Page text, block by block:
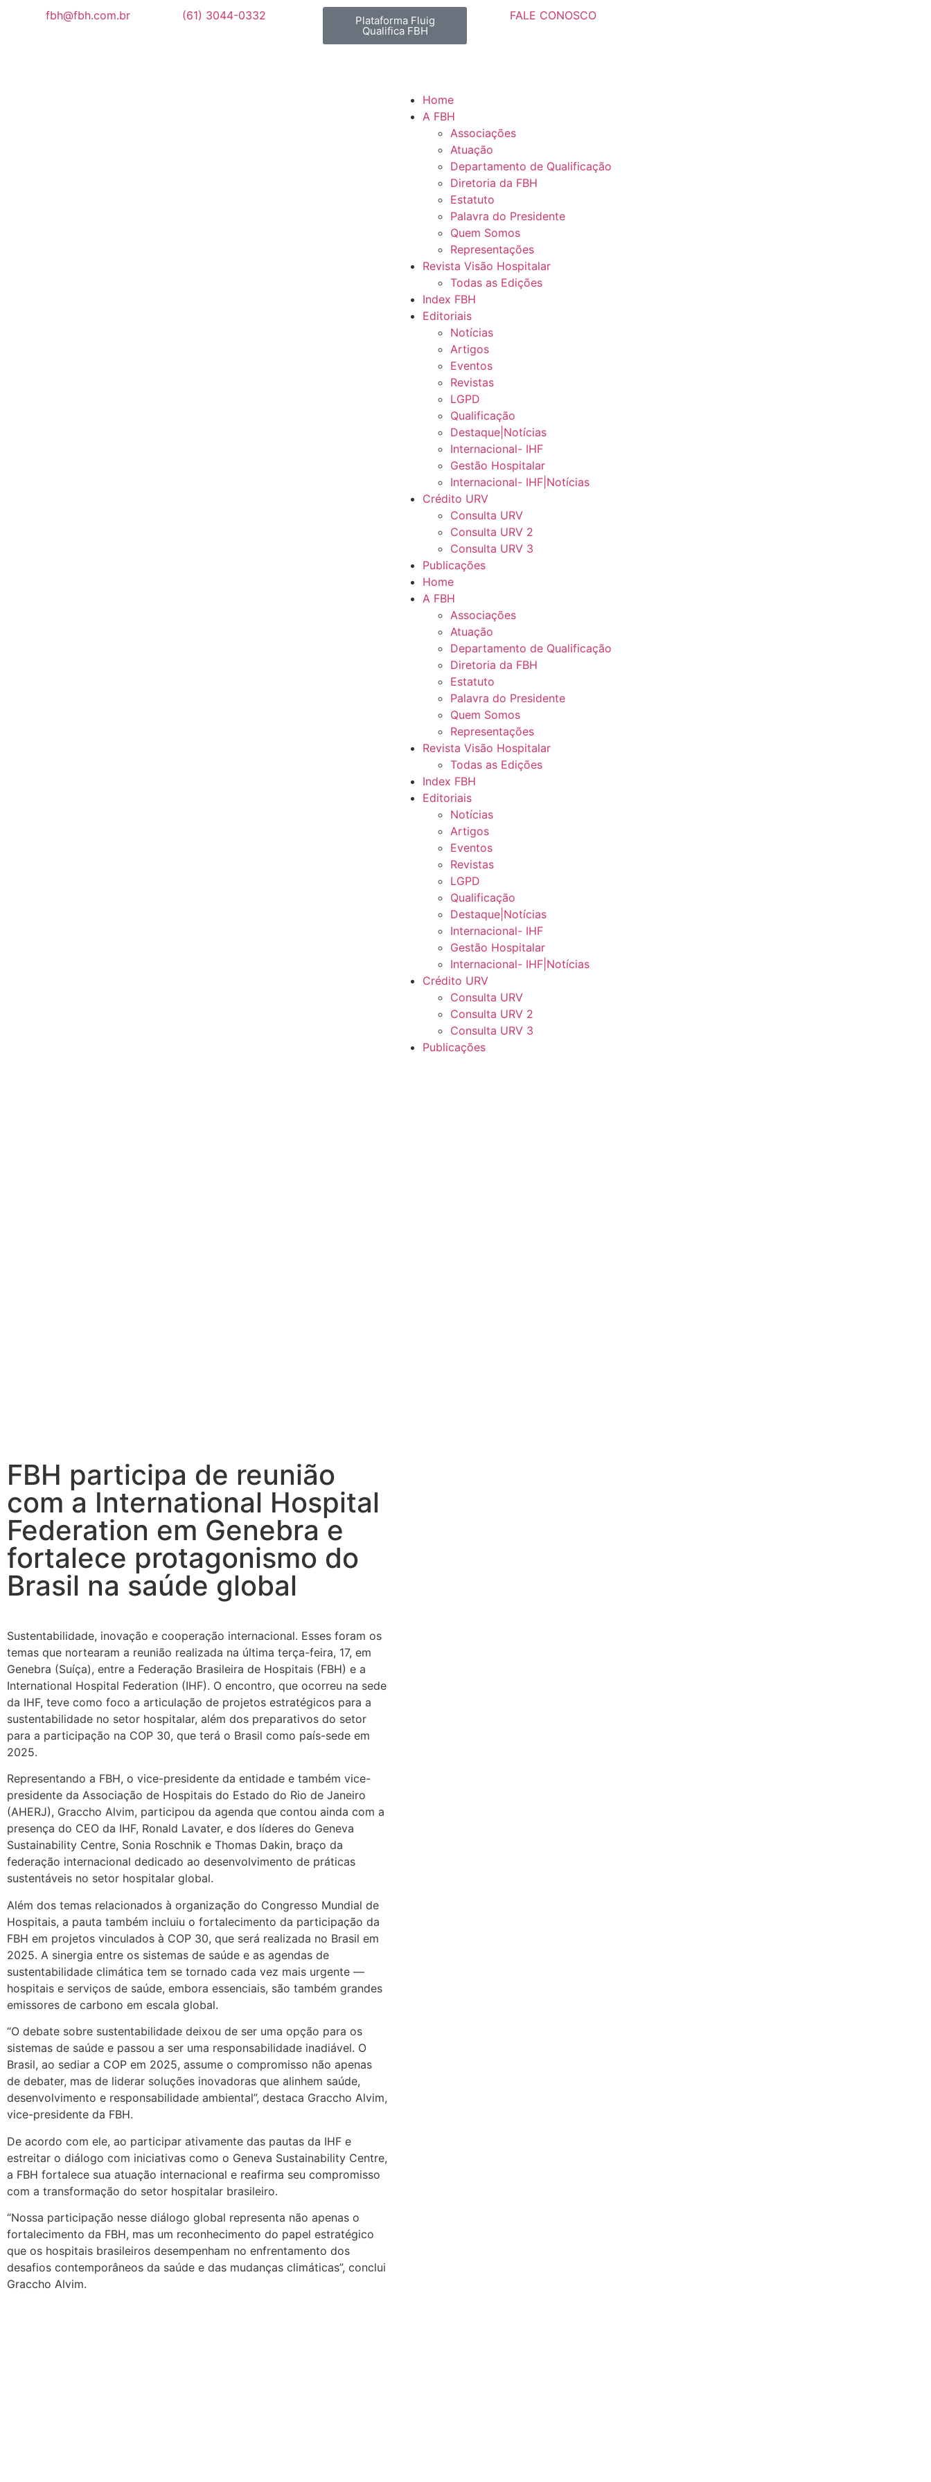
fbh@fbh.com.br (61) 3044-0332 Plataforma Fluig
Qualifica FBH
FALE CONOSCO
Home
A FBH
Associações
Atuação
Departamento de Qualificação
Diretoria da FBH
Estatuto
Palavra do Presidente
Quem Somos
Representações
Revista Visão Hospitalar
Todas as Edições
Index FBH
Editoriais
Notícias
Artigos
Eventos
Revistas
LGPD
Qualificação
Destaque|Notícias
Internacional- IHF
Gestão Hospitalar
Internacional- IHF|Notícias
Crédito URV
Consulta URV
Consulta URV 2
Consulta URV 3
Publicações
Home
A FBH
Associações
Atuação
Departamento de Qualificação
Diretoria da FBH
Estatuto
Palavra do Presidente
Quem Somos
Representações
Revista Visão Hospitalar
Todas as Edições
Index FBH
Editoriais
Notícias
Artigos
Eventos
Revistas
LGPD
Qualificação
Destaque|Notícias
Internacional- IHF
Gestão Hospitalar
Internacional- IHF|Notícias
Crédito URV
Consulta URV
Consulta URV 2
Consulta URV 3
Publicações
FBH participa de reunião
com a International Hospital
Federation em Genebra e
fortalece protagonismo do
Brasil na saúde global
Sustentabilidade, inovação e cooperação internacional. Esses foram os
temas que nortearam a reunião realizada na última terça-feira, 17, em
Genebra (Suíça), entre a Federação Brasileira de Hospitais (FBH) e a
International Hospital Federation (IHF). O encontro, que ocorreu na sede
da IHF, teve como foco a articulação de projetos estratégicos para a
sustentabilidade no setor hospitalar, além dos preparativos do setor
para a participação na COP 30, que terá o Brasil como país-sede em
2025.
Representando a FBH, o vice-presidente da entidade e também vice-
presidente da Associação de Hospitais do Estado do Rio de Janeiro
(AHERJ), Graccho Alvim, participou da agenda que contou ainda com a
presença do CEO da IHF, Ronald Lavater, e dos líderes do Geneva
Sustainability Centre, Sonia Roschnik e Thomas Dakin, braço da
federação internacional dedicado ao desenvolvimento de práticas
sustentáveis no setor hospitalar global.
Além dos temas relacionados à organização do Congresso Mundial de
Hospitais, a pauta também incluiu o fortalecimento da participação da
FBH em projetos vinculados à COP 30, que será realizada no Brasil em
2025. A sinergia entre os sistemas de saúde e as agendas de
sustentabilidade climática tem se tornado cada vez mais urgente —
hospitais e serviços de saúde, embora essenciais, são também grandes
emissores de carbono em escala global.
“O debate sobre sustentabilidade deixou de ser uma opção para os
sistemas de saúde e passou a ser uma responsabilidade inadiável. O
Brasil, ao sediar a COP em 2025, assume o compromisso não apenas
de debater, mas de liderar soluções inovadoras que alinhem saúde,
desenvolvimento e responsabilidade ambiental”, destaca Graccho Alvim,
vice-presidente da FBH.
De acordo com ele, ao participar ativamente das pautas da IHF e
estreitar o diálogo com iniciativas como o Geneva Sustainability Centre,
a FBH fortalece sua atuação internacional e reafirma seu compromisso
com a transformação do setor hospitalar brasileiro.
“Nossa participação nesse diálogo global representa não apenas o
fortalecimento da FBH, mas um reconhecimento do papel estratégico
que os hospitais brasileiros desempenham no enfrentamento dos
desafios contemporâneos da saúde e das mudanças climáticas”, conclui
Graccho Alvim.